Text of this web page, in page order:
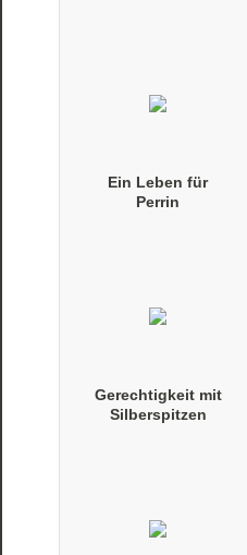
Ein Leben für
Perrin
Gerechtigkeit mit
Silberspitzen